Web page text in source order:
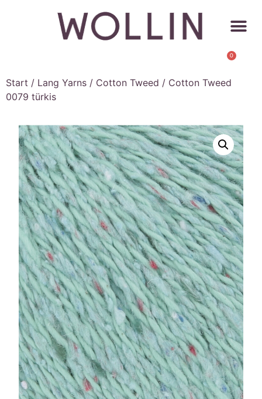
0
Start / Lang Yarns / Cotton Tweed / Cotton Tweed
0079 türkis